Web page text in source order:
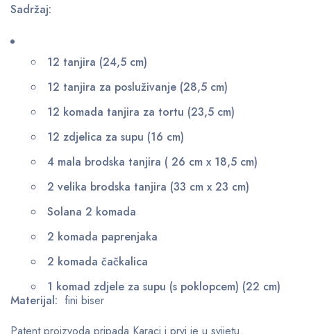
Sadržaj:
12 tanjira (24,5 cm)
12 tanjira za posluživanje (28,5 cm)
12 komada tanjira za tortu (23,5 cm)
12 zdjelica za supu (16 cm)
4 mala brodska tanjira ( 26 cm x 18,5 cm)
2 velika brodska tanjira (33 cm x 23 cm)
Solana 2 komada
2 komada paprenjaka
2 komada čačkalica
1 komad zdjele za supu (s poklopcem) (22 cm)
Materijal: fini biser
Patent proizvoda pripada Karaci i prvi je u svijetu.